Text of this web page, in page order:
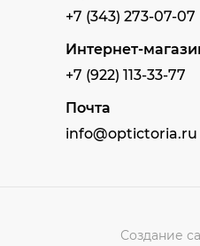
+7 (343) 273-07-07
Интернет-
+7 (922) 113-33-77
Почта
info@optictoria.ru
Создание